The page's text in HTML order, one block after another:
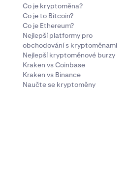
Co je kryptoměna?
Co je to Bitcoin?
Co je Ethereum?
Nejlepší platformy pro
obchodování s kryptoměnami
Nejlepší kryptoměnové burzy
Kraken vs Coinbase
Kraken vs Binance
Naučte se kryptoměny